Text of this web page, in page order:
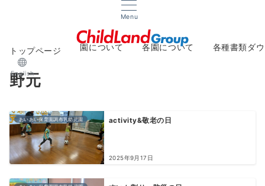
Menu
English
トップページ 園について 各園について 各種書類ダ
野元
あいあい保育園調布乳幼児園 activity&敬老の日
2025年9月17日